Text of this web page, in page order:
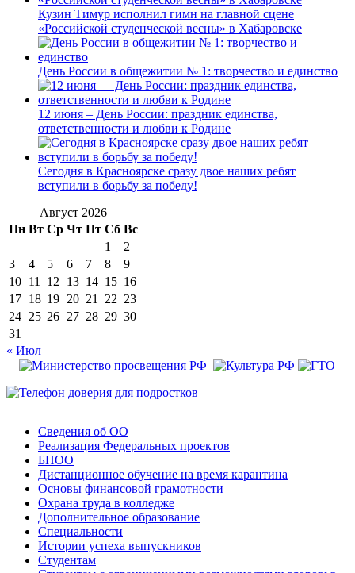
Кузин Тимур исполнил гимн на главной сцене
«Российской студенческой весны» в Хабаровске
День России в общежитии № 1: творчество и единство
12 июня – День России: праздник единства,
ответственности и любви к Родине
Сегодня в Красноярске сразу двое наших ребят
вступили в борьбу за победу!
Август 2026
Пн Вт Ср Чт Пт Сб Вс
1
2
3
4 5 6 7 8
9
10 11 12 13 14 15 16
17 18 19 20 21 22 23
24 25 26 27 28 29 30
31
« Июл
Сведения об ОО
Реализация Федеральных проектов
БПОО
Дистанционное обучение на время карантина
Основы финансовой грамотности
Охрана труда в колледже
Дополнительное образование
Специальности
Истории успеха выпускников
Студентам